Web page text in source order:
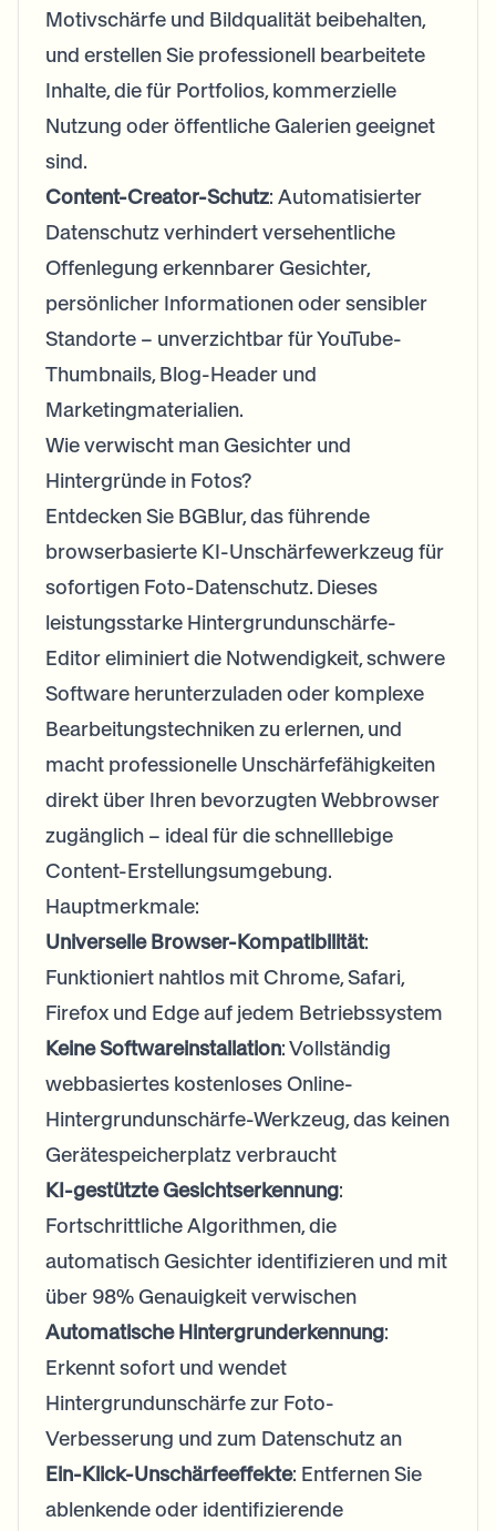
Motivschärfe und Bildqualität beibehalten,
und erstellen Sie professionell bearbeitete
Inhalte, die für Portfolios, kommerzielle
Nutzung oder öffentliche Galerien geeignet
sind.
Content-Creator-Schutz: Automatisierter
Datenschutz verhindert versehentliche
Offenlegung erkennbarer Gesichter,
persönlicher Informationen oder sensibler
Standorte – unverzichtbar für YouTube-
Thumbnails, Blog-Header und
Marketingmaterialien.
Wie verwischt man Gesichter und
Hintergründe in Fotos?
Entdecken Sie BGBlur, das führende
browserbasierte KI-Unschärfewerkzeug für
sofortigen Foto-Datenschutz. Dieses
leistungsstarke Hintergrundunschärfe-
Editor eliminiert die Notwendigkeit, schwere
Software herunterzuladen oder komplexe
Bearbeitungstechniken zu erlernen, und
macht professionelle Unschärfefähigkeiten
direkt über Ihren bevorzugten Webbrowser
zugänglich – ideal für die schnelllebige
Content-Erstellungsumgebung.
Hauptmerkmale:
Universelle Browser-Kompatibilität:
Funktioniert nahtlos mit Chrome, Safari,
Firefox und Edge auf jedem Betriebssystem
Keine Softwareinstallation: Vollständig
webbasiertes kostenloses Online-
Hintergrundunschärfe-Werkzeug, das keinen
Gerätespeicherplatz verbraucht
KI-gestützte Gesichtserkennung:
Fortschrittliche Algorithmen, die
automatisch Gesichter identifizieren und mit
über 98% Genauigkeit verwischen
Automatische Hintergrunderkennung:
Erkennt sofort und wendet
Hintergrundunschärfe zur Foto-
Verbesserung und zum Datenschutz an
Ein-Klick-Unschärfeeffekte: Entfernen Sie
ablenkende oder identifizierende